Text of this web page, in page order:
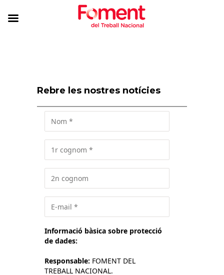
Rebre les nostres notícies
Informació bàsica sobre protecció
de dades:
Responsable: FOMENT DEL
TREBALL NACIONAL.